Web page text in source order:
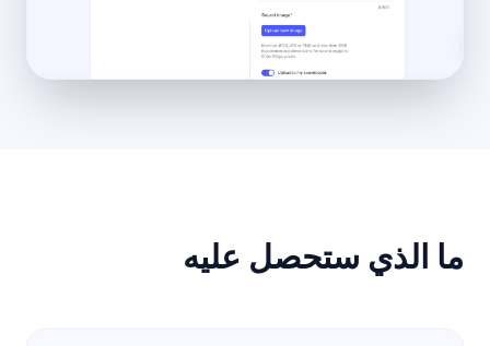
ما الذي ستحصل عليه